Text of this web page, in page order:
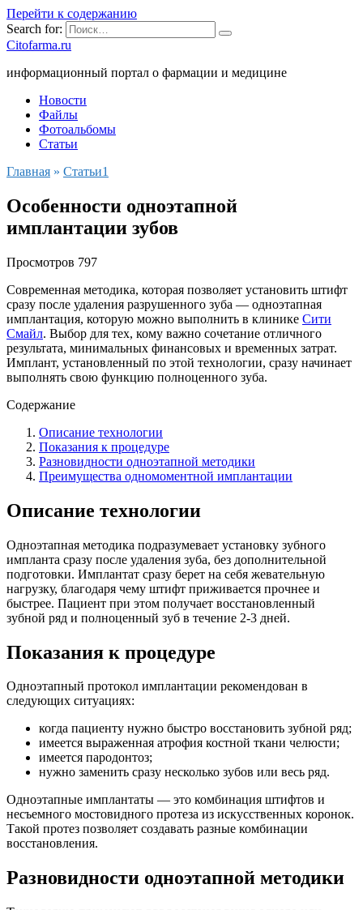
Перейти к содержанию
Search for:
Citofarma.ru
информационный портал о фармации и медицине
Новости
Файлы
Фотоальбомы
Статьи
Главная » Cтатьи1
Особенности одноэтапной
имплантации зубов
Просмотров 797
Современная методика, которая позволяет установить штифт
сразу после удаления разрушенного зуба — одноэтапная
имплантация, которую можно выполнить в клинике Сити
Смайл. Выбор для тех, кому важно сочетание отличного
результата, минимальных финансовых и временных затрат.
Имплант, установленный по этой технологии, сразу начинает
выполнять свою функцию полноценного зуба.
Содержание
Описание технологии
Показания к процедуре
Разновидности одноэтапной методики
Преимущества одномоментной имплантации
Описание технологии
Одноэтапная методика подразумевает установку зубного
импланта сразу после удаления зуба, без дополнительной
подготовки. Имплантат сразу берет на себя жевательную
нагрузку, благодаря чему штифт приживается прочнее и
быстрее. Пациент при этом получает восстановленный
зубной ряд и полноценный зуб в течение 2-3 дней.
Показания к процедуре
Одноэтапный протокол имплантации рекомендован в
следующих ситуациях:
когда пациенту нужно быстро восстановить зубной ряд;
имеется выраженная атрофия костной ткани челюсти;
имеется пародонтоз;
нужно заменить сразу несколько зубов или весь ряд.
Одноэтапные имплантаты — это комбинация штифтов и
несъемного мостовидного протеза из искусственных коронок.
Такой протез позволяет создавать разные комбинации
восстановления.
Разновидности одноэтапной методики